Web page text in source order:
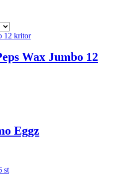
Wax Jumbo 12
Eggz